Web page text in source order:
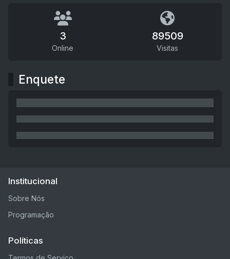
3
Online
89509
Visitas
Enquete
Institucional
Sobre Nós
Programação
Políticas